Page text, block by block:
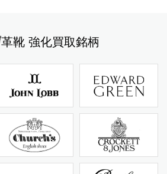
革靴 強化買取銘柄